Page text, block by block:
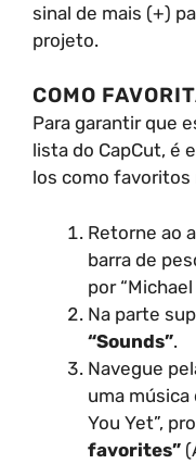
sinal de mais (+)
projeto.
COMO
Para garantir que
lista do CapCut, é
los como favoritos
Retorne ao
barra de
por “Michael
Na parte
“Sounds”.
Navegue
uma música
You Yet”,
favorites”